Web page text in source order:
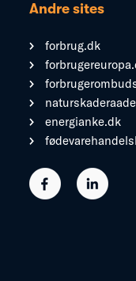
Andre sites
forbrug.dk
energianke.dk